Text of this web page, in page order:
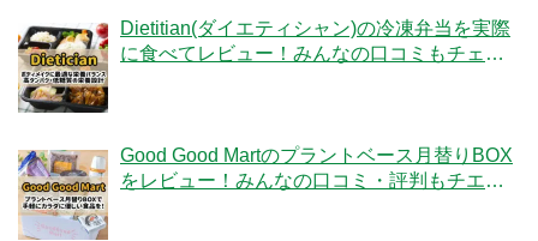
Dietitian(ダイエティシャン)の冷凍弁当を実際
に食べてレビュー！みんなの口コミもチェッ
Good Good Martのプラントベース月替りBOX
をレビュー！みんなの口コミ・評判もチエッ